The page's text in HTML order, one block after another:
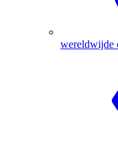
wereldwijde